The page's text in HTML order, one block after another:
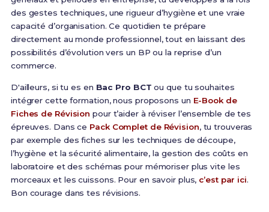
des gestes techniques, une rigueur d’hygiène et une vraie
capacité d’organisation. Ce quotidien te prépare
directement au monde professionnel, tout en laissant des
possibilités d’évolution vers un BP ou la reprise d’un
commerce.
D'ailleurs, si tu es en Bac Pro BCT ou que tu souhaites
intégrer cette formation, nous proposons un E-Book de
Fiches de Révision pour t’aider à réviser l’ensemble de tes
épreuves. Dans ce Pack Complet de Révision, tu trouveras
par exemple des fiches sur les techniques de découpe,
l’hygiène et la sécurité alimentaire, la gestion des coûts en
laboratoire et des schémas pour mémoriser plus vite les
morceaux et les cuissons. Pour en savoir plus, c’est par ici.
Bon courage dans tes révisions.